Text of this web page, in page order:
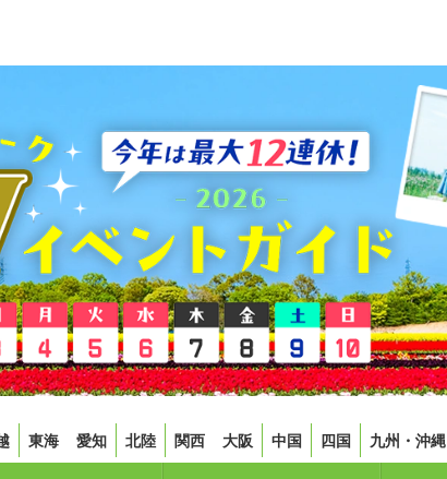
東海 愛知 北陸 関西 大阪 中国 四国 九州・沖縄